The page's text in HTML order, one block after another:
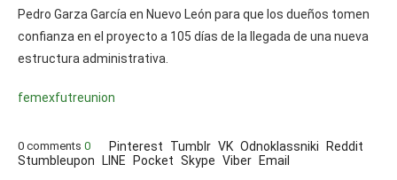
Pedro Garza García en Nuevo León para que los dueños tomen
confianza en el proyecto a 105 días de la llegada de una nueva
estructura administrativa.
femexfutreunion
0 comments 0 Pinterest Tumblr VK Odnoklassniki Reddit
Stumbleupon LINE Pocket Skype Viber Email